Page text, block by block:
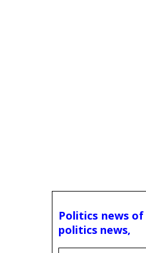
Politics news
politics news,